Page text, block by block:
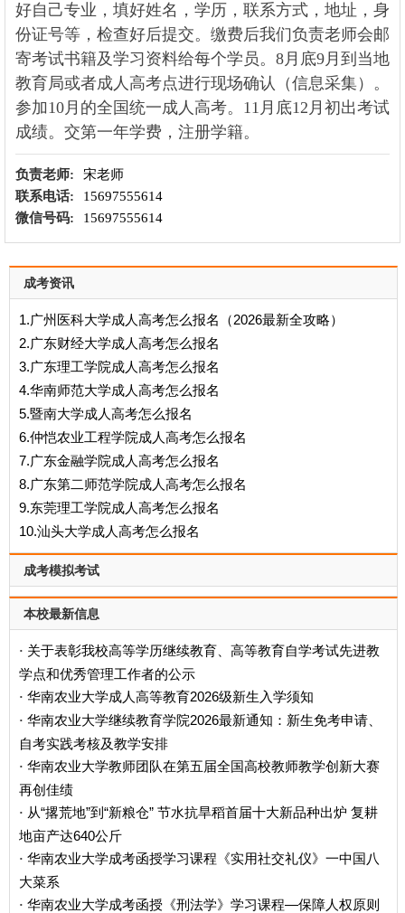
好自己专业，填好姓名，学历，联系方式，地址，身
份证号等，检查好后提交。缴费后我们负责老师会邮
寄考试书籍及学习资料给每个学员。8月底9月到当地
教育局或者成人高考点进行现场确认（信息采集）。
参加10月的全国统一成人高考。11月底12月初出考试
成绩。交第一年学费，注册学籍。
负责老师:
宋老师
联系电话:
15697555614
微信号码:
15697555614
成考资讯
1.广州医科大学成人高考怎么报名（2026最新全攻略）
2.广东财经大学成人高考怎么报名
3.广东理工学院成人高考怎么报名
4.华南师范大学成人高考怎么报名
5.暨南大学成人高考怎么报名
6.仲恺农业工程学院成人高考怎么报名
7.广东金融学院成人高考怎么报名
8.广东第二师范学院成人高考怎么报名
9.东莞理工学院成人高考怎么报名
10.汕头大学成人高考怎么报名
成考模拟考试
本校最新信息
· 关于表彰我校高等学历继续教育、高等教育自学考试先进教
学点和优秀管理工作者的公示
· 华南农业大学成人高等教育2026级新生入学须知
· 华南农业大学继续教育学院2026最新通知：新生免考申请、
自考实践考核及教学安排
· 华南农业大学教师团队在第五届全国高校教师教学创新大赛
再创佳绩
· 从“撂荒地”到“新粮仓” 节水抗旱稻首届十大新品种出炉 复耕
地亩产达640公斤
· 华南农业大学成考函授学习课程《实用社交礼仪》一中国八
大菜系
· 华南农业大学成考函授《刑法学》学习课程—保障人权原则